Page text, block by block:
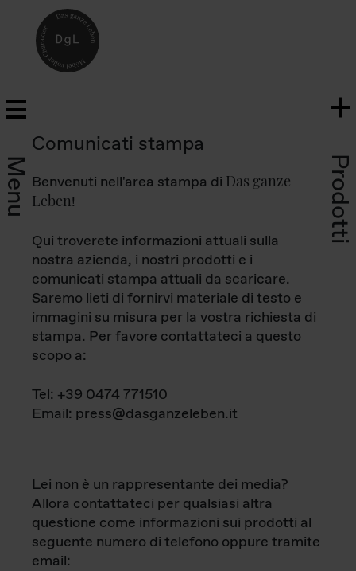
Menu Prodotti
Comunicati stampa
Benvenuti nell'area stampa di Das ganze
Leben!
Qui troverete informazioni attuali sulla
nostra azienda, i nostri prodotti e i
comunicati stampa attuali da scaricare.
Saremo lieti di fornirvi materiale di testo e
immagini su misura per la vostra richiesta di
stampa. Per favore contattateci a questo
scopo a:
Tel: +39 0474 771510
Email: press@dasganzeleben.it
Lei non è un rappresentante dei media?
Allora contattateci per qualsiasi altra
questione come informazioni sui prodotti al
seguente numero di telefono oppure tramite
email: